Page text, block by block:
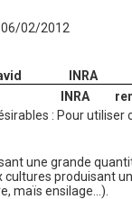
06/02/2012
INRA
INRA
: Pour utiliser
une grande
cultures produisant
maïs ensilage...).